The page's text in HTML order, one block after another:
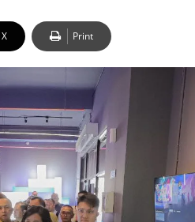
X Print